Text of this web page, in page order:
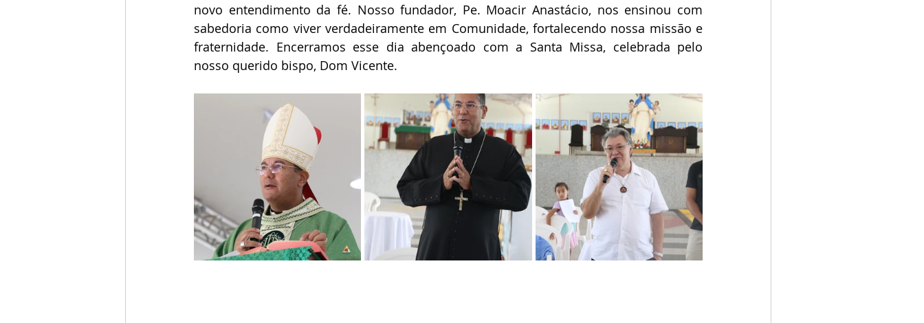
novo entendimento da fé. Nosso fundador, Pe. Moacir Anastácio, nos ensinou com
sabedoria como viver verdadeiramente em Comunidade, fortalecendo nossa missão e
fraternidade. Encerramos esse dia abençoado com a Santa Missa, celebrada pelo
nosso querido bispo, Dom Vicente.